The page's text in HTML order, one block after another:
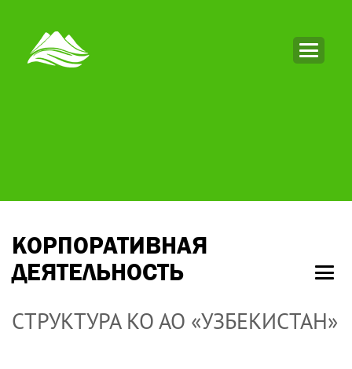
КОРПОРАТИВНАЯ
ДЕЯТЕЛЬНОСТЬ
СТРУКТУРА КО АО «УЗБЕКИСТАН»